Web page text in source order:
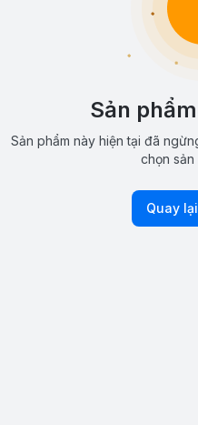
Sản
Sản phẩm này hiện tại đã
chọn sản
Quay